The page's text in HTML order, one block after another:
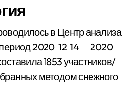
2020-12-14 — 2020-
1853 участников/
методом снежного